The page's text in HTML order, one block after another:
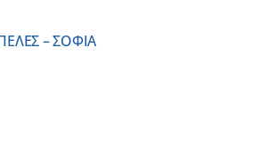
– ΣΟΦΙΑ